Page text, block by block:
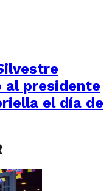
al presidente
el día de